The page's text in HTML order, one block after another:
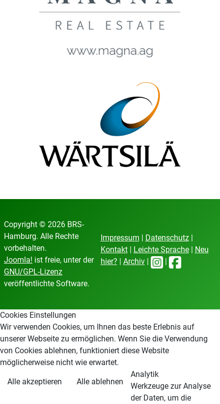
Copyright © 2026 BRS-
Hamburg. Alle Rechte
vorbehalten.
Joomla! ist freie, unter der
GNU/GPL-Lizenz
veröffentlichte Software.
Impressum Datenschutz|
Kontakt| Leichte Sprache|
Neu
hier?
Archiv|
Cookies Einstellungen
Wir verwenden Cookies, um Ihnen das beste Erlebnis auf
unserer Webseite zu ermöglichen. Wenn Sie die Verwendung
von Cookies ablehnen, funktioniert diese Website
möglicherweise nicht wie erwartet.
Alle akzeptieren Alle ablehnen
Analytik
Werkzeuge zur Analyse
der Daten, um die